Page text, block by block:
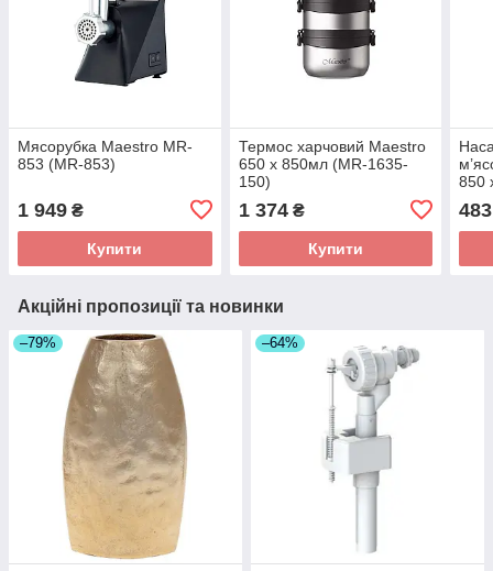
Мясорубка Maestro MR-
853 (MR-853)
1 949 ₴
Купити
Термос харчовий Maestro
650 x 850мл (MR-1635-
150)
1 374₴
Купити
850
483
Акційні пропозиції та новинки
–79% –64%